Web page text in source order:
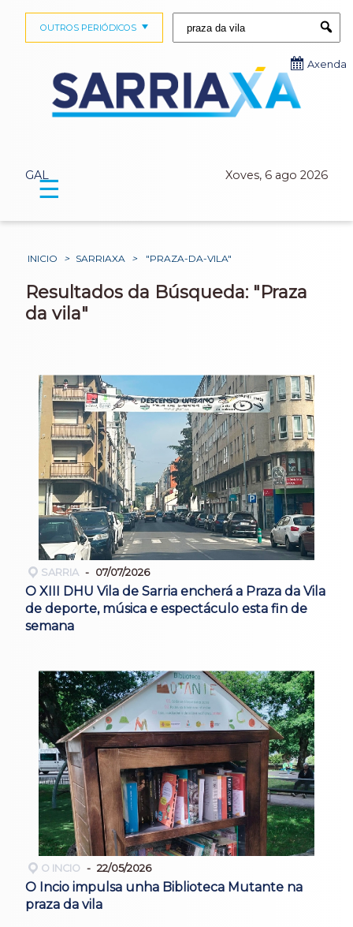
GAL Xoves, 6 ago 2026
OUTROS PERIÓDICOS
Axenda
☰
INICIO > SARRIAXA > "PRAZA-DA-VILA"
Resultados da Búsqueda: "Praza
da vila"
SARRIA 07/07/2026
O XIII DHU Vila de Sarria encherá a Praza da Vila
de deporte, música e espectáculo esta fin de
semana
O INCIO 22/05/2026
O Incio impulsa unha Biblioteca Mutante na
praza da vila